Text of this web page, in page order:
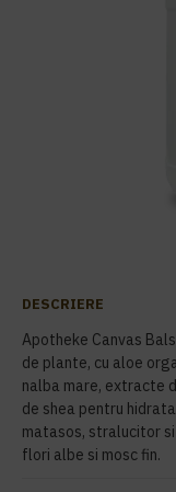
DESCRIERE
Apotheke Canvas
de plante, cu aloe
nalba mare, extracte
de shea pentru
matasos, stralucitor
flori albe si mosc fin.